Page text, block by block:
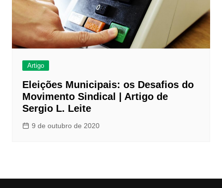
Artigo
Eleições Municipais: os Desafios do
Movimento Sindical | Artigo de
Sergio L. Leite
9 de outubro de 2020